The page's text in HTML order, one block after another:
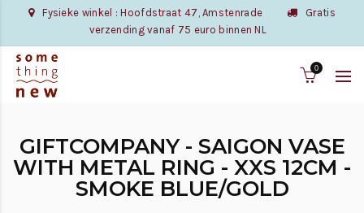
Fysieke winkel : Hoofdstraat 47, Amstenrade
Gratis
verzending vanaf 75 euro binnen NL
0
GIFTCOMPANY - SAIGON VASE
WITH METAL RING - XXS 12CM -
SMOKE BLUE/GOLD